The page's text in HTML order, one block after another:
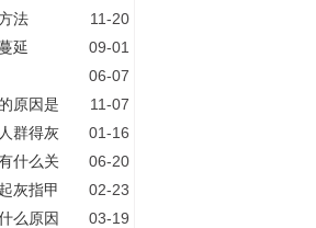
法
11-20
延
09-01
06-07
原因是
11-07
群得灰
01-16
什么关
06-20
灰指甲
02-23
么原因
03-19